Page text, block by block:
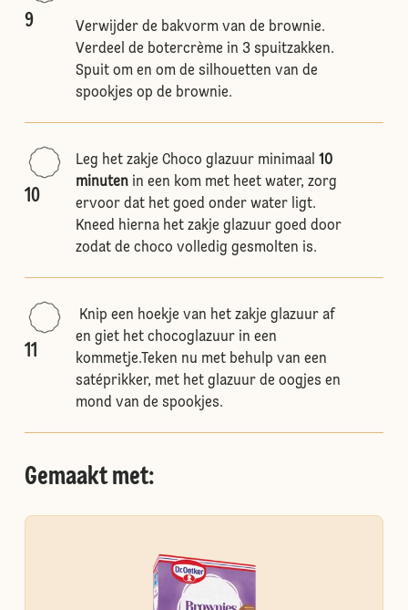
9
Verwijder de bakvorm van de brownie.
Verdeel de botercrème in 3 spuitzakken.
Spuit om en om de silhouetten van de
spookjes op de brownie.
10
Leg het zakje Choco glazuur minimaal 10
minutenin een kom met heet water, zorg
ervoor dat het goed onder water ligt.
Kneed hierna het zakje glazuur goed door
zodat de choco volledig gesmolten is.
11
Knip een hoekje van het zakje glazuur af
en giet het chocoglazuur in een
kommetje.Teken nu met behulp van een
satéprikker, met het glazuur de oogjes en
mond van de spookjes.
Gemaakt met: